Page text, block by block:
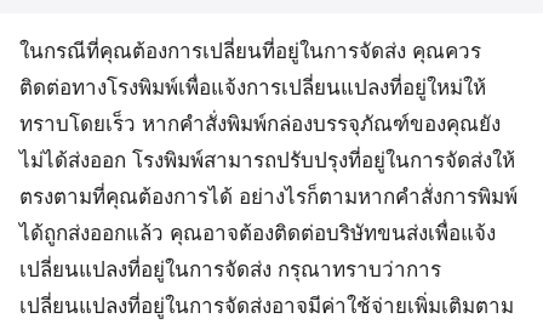
ในกรณีที่คุณต้องการเปลี่ยนที่อยู่ในการจัดส่ง คุณควร
ติดต่อทางโรงพิมพ์เพื่อแจ้งการเปลี่ยนแปลงที่อยู่ใหม่ให้
ทราบโดยเร็ว หากคำสั่งพิมพ์กล่องบรรจุภัณฑ์ของคุณยัง
ไม่ได้ส่งออก โรงพิมพ์สามารถปรับปรุงที่อยู่ในการจัดส่งให้
ตรงตามที่คุณต้องการได้ อย่างไรก็ตามหากคำสั่งการพิมพ์
ได้ถูกส่งออกแล้ว คุณอาจต้องติดต่อบริษัทขนส่งเพื่อแจ้ง
เปลี่ยนแปลงที่อยู่ในการจัดส่ง กรุณาทราบว่าการ
เปลี่ยนแปลงที่อยู่ในการจัดส่งอาจมีค่าใช้จ่ายเพิ่มเติมตาม